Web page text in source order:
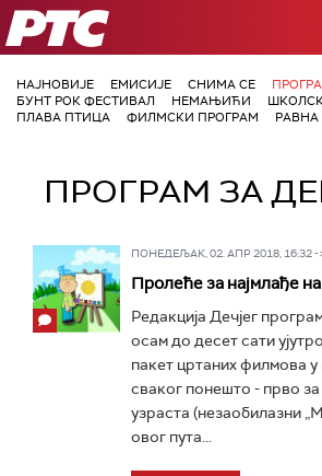
РТС
НАЈНОВИЈЕ ЕМИСИЈЕ СНИМА СЕ
БУНТ РОК ФЕСТИВАЛ
НЕМАЊИЋИ
ПЛАВА ПТИЦА
ФИЛМСКИ ПРОГРАМ РАВНА
ПРОГРАМ ЗА
ПОНЕДЕЉАК, 02. АПР 2018, 16:32 -
Пролеће за најмлађе
Редакција Дечјег
осам до десет сати
пакет цртаних филмова у
сваког понешто - прво за
узраста (незаобилазни
овог пута...